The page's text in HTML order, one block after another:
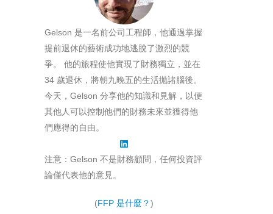
Gelson 是一名前公司工程師，他通過掌握
提前退休的藝術成功地逃脫了激烈的競
爭。 他的旅程使他實現了財務獨立，並在
34 歲退休，將朝九晚五的生活拋諸腦後。
今天，Gelson 分享他的知識和見解，以便
其他人可以控制他們的財務未來並獲得他
們應得的自由。
注意：Gelson 不是財務顧問，任何投資評
論僅代表他的意見。
(FFP 是什麼？)